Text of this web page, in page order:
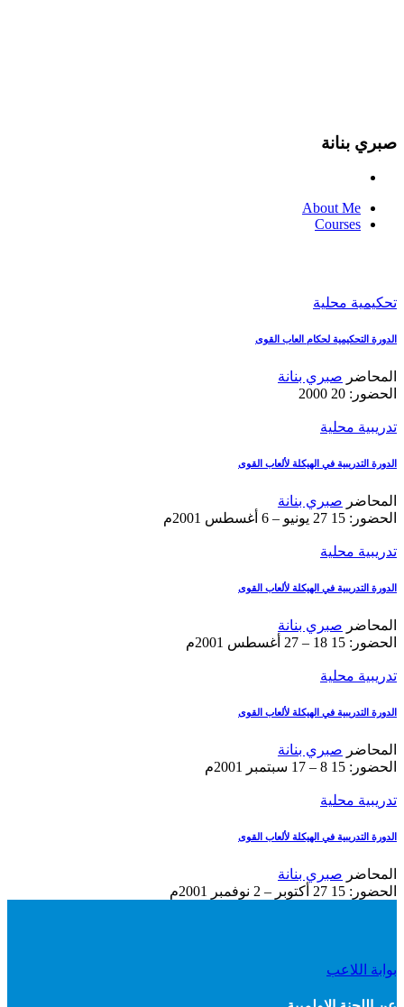
صبري بنانة
About Me
Courses
تحكيمية محلية
الدورة التحكيمية لحكام العاب القوى
المحاضر صبري بنانة
الحضور: 20
2000
تدريبية محلية
الدورة التدريبية في الهيكلة لألعاب القوى
المحاضر صبري بنانة
الحضور: 15
27 يونيو – 6 أغسطس 2001م
تدريبية محلية
الدورة التدريبية في الهيكلة لألعاب القوى
المحاضر صبري بنانة
الحضور: 15
18 – 27 أغسطس 2001م
تدريبية محلية
الدورة التدريبية في الهيكلة لألعاب القوى
المحاضر صبري بنانة
الحضور: 15
8 – 17 سبتمبر 2001م
تدريبية محلية
الدورة التدريبية في الهيكلة لألعاب القوى
المحاضر صبري بنانة
الحضور: 15
27 أكتوبر – 2 نوفمبر 2001م
بوابة اللاعب